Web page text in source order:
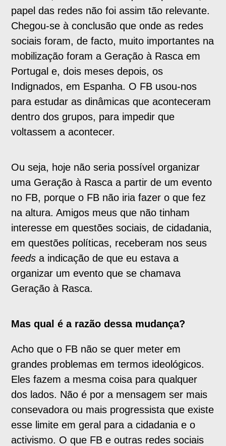
papel das redes não foi assim tão relevante.
Chegou-se à conclusão que onde as redes
sociais foram, de facto, muito importantes na
mobilização foram a Geração à Rasca em
Portugal e, dois meses depois, os
Indignados, em Espanha. O FB usou-nos
para estudar as dinâmicas que aconteceram
dentro dos grupos, para impedir que
voltassem a acontecer.
Ou seja, hoje não seria possível organizar
uma Geração à Rasca a partir de um evento
no FB, porque o FB não iria fazer o que fez
na altura. Amigos meus que não tinham
interesse em questões sociais, de cidadania,
em questões políticas, receberam nos seus
feeds a indicação de que eu estava a
organizar um evento que se chamava
Geração à Rasca.
Mas qual é a razão dessa mudança?
Acho que o FB não se quer meter em
grandes problemas em termos ideológicos.
Eles fazem a mesma coisa para qualquer
dos lados. Não é por a mensagem ser mais
consevadora ou mais progressista que existe
esse limite em geral para a cidadania e o
activismo. O que FB e outras redes sociais